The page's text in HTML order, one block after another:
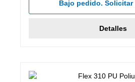
Bajo pedido.
Detalles